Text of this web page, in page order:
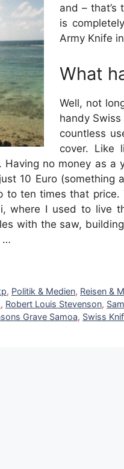
and –
is
Army Knife
What
Well, not
handy
countless
cover. Like
Having no money as a
10 Euro (something
to ten times that
where I used to live
with the saw,
…
, Politik & Medien, Reisen &
, Robert Louis Stevenson,
Grave Samoa, Swiss